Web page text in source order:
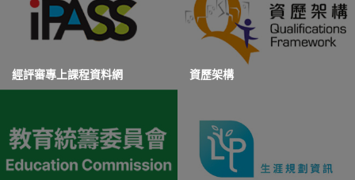
經評審專上課程資料網 資歷架構